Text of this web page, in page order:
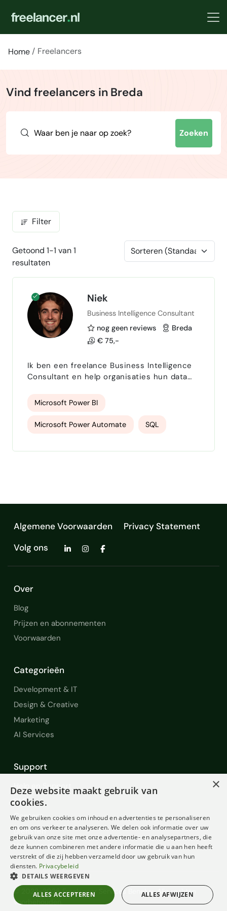
Home Freelancers
Vind freelancers in Breda
Zoeken
Filter
Getoond 1-1 van 1
resultaten
Niek
Business Intelligence Consultant
nog geen reviews
Breda
€ 75,-
Ik ben een freelance Business Intelligence
Consultant en help organisaties hun data
visualisaties en slimme automatisering. Ik
bedrijfsbehoeften naar gestructureerde
het management in plaats van alleen
Microsoft Power BI
Microsoft Power Automate SQL
Algemene Voorwaarden
Privacy Statement
Volg ons
Over
Blog
Prijzen en abonnementen
Voorwaarden
Categorieën
Development & IT
Design & Creative
Marketing
AI Services
Support
Help en Support
FAQ
Contact
Diensten
Voorwaarden
© 2022-2026 Freelancer Services Benelux. Alle rechten
voorbehouden.
×
Deze website maakt gebruik van
cookies.
We gebruiken cookies om inhoud en advertenties te personaliseren
en om ons verkeer te analyseren. We delen ook informatie over uw
gebruik van onze site met onze advertentie- en analysepartners, die
deze kunnen combineren met andere informatie die u aan hen heeft
verstrekt of die zij hebben verzameld door uw gebruik van hun
diensten. Privacybeleid
DETAILS WEERGEVEN
ALLES ACCEPTEREN ALLES AFWIJZEN